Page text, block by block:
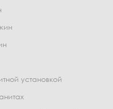
установкой